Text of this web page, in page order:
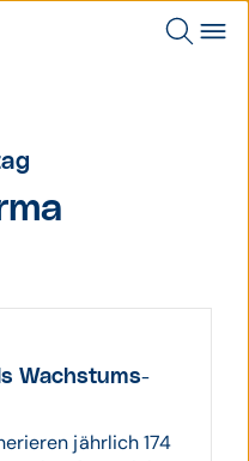
Wachs­tums­
jährlich 174